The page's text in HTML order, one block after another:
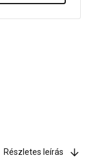
Részletes leírás